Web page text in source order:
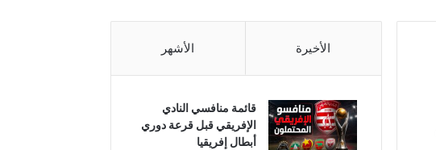
الأخيرة الأشهر
قائمة منافسي النادي
الإفريقي قبل قرعة دوري
أبطال إفريقيا